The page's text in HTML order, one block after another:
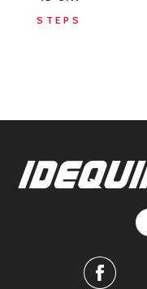
STEPS
Facebook